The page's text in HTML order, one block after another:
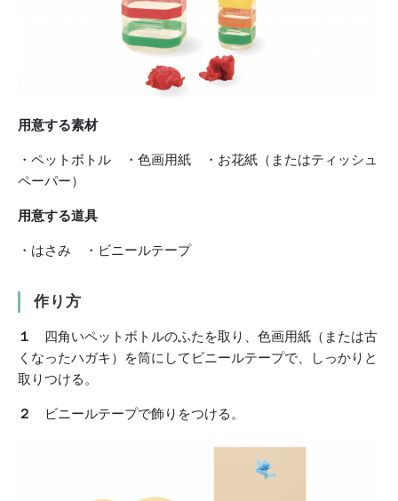
用意する素材
・ペットボトル ・色画用紙 ・お花紙（またはティッシュ
ペーパー）
用意する道具
・はさみ ・ビニールテープ
作り方
１
四角いペットボトルのふたを取り、色画用紙（または古
くなったハガキ）を筒にしてビニールテープで、しっかりと
取りつける。
２ ビニールテープで飾りをつける。